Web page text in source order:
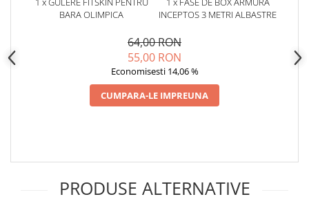
BARA OLIMPICA
INCEPTOS 3 METRI ALBASTRE
64,00 RON
55,00 RON
Economisesti 14,06 %
CUMPARA-LE IMPREUNA
PRODUSE ALTERNATIVE